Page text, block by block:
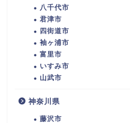
八千代市
君津市
四街道市
袖ヶ浦市
富里市
いすみ市
山武市
神奈川県
藤沢市